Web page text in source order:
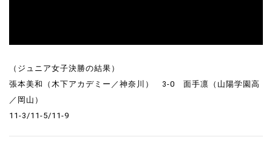
（ジュニア女子決勝の結果）
張本美和（木下アカデミー／神奈川） 3-0 面手凛（山陽学園高
／岡山）
11-3/11-5/11-9